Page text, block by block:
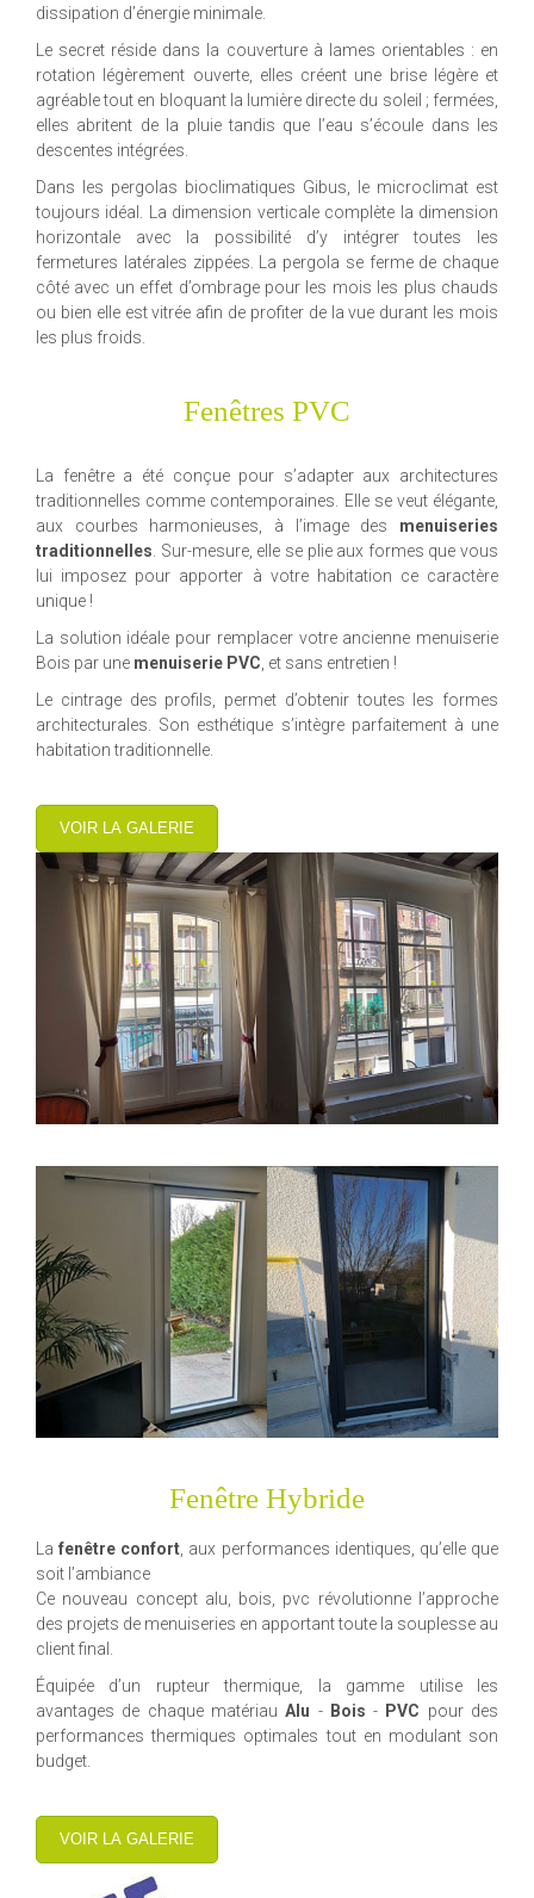
dissipation d’énergie minimale.
Le secret réside dans la couverture à lames orientables : en
rotation légèrement ouverte, elles créent une brise légère et
agréable tout en bloquant la lumière directe du soleil ; fermées,
elles abritent de la pluie tandis que l’eau s’écoule dans les
descentes intégrées.
Dans les pergolas bioclimatiques Gibus, le microclimat est
toujours idéal. La dimension verticale complète la dimension
horizontale avec la possibilité d’y intégrer toutes les
fermetures latérales zippées. La pergola se ferme de chaque
côté avec un effet d’ombrage pour les mois les plus chauds
ou bien elle est vitrée afin de profiter de la vue durant les mois
les plus froids.
Fenêtres PVC
La fenêtre a été conçue pour s’adapter aux architectures
traditionnelles comme contemporaines. Elle se veut élégante,
aux courbes harmonieuses, à l’image des menuiseries
traditionnelles . Sur-mesure, elle se plie aux formes que vous
lui imposez pour apporter à votre habitation ce caractère
unique !
La solution idéale pour remplacer votre ancienne menuiserie
Bois par une menuiserie PVC , et sans entretien !
Le cintrage des profils, permet d’obtenir toutes les formes
architecturales. Son esthétique s’intègre parfaitement à une
habitation traditionnelle.
VOIR LA GALERIE
Fenêtre Hybride
Lafenêtre confort, aux performances identiques, qu’elle que
soit l’ambiance
Ce nouveau concept alu, bois, pvc révolutionne l’approche
des projets de menuiseries en apportant toute la souplesse au
client final.
Équipée d’un rupteur thermique, la gamme utilise les
avantages de chaque matériauAlu - Bois - PVC pour des
performances thermiques optimales tout en modulant son
budget.
VOIR LA GALERIE